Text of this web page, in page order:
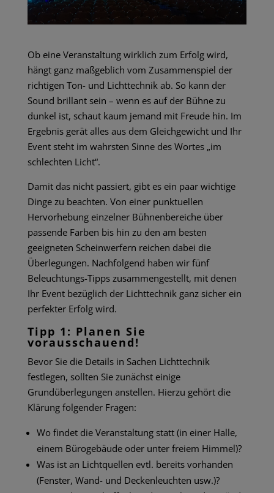
Ob eine Veranstaltung wirklich zum Erfolg wird,
hängt ganz maßgeblich vom Zusammenspiel der
richtigen Ton- und Lichttechnik ab. So kann der
Sound brillant sein – wenn es auf der Bühne zu
dunkel ist, schaut kaum jemand mit Freude hin. Im
Ergebnis gerät alles aus dem Gleichgewicht und Ihr
Event steht im wahrsten Sinne des Wortes „im
schlechten Licht“.
Damit das nicht passiert, gibt es ein paar wichtige
Dinge zu beachten. Von einer punktuellen
Hervorhebung einzelner Bühnenbereiche über
passende Farben bis hin zu den am besten
geeigneten Scheinwerfern reichen dabei die
Überlegungen. Nachfolgend haben wir fünf
Beleuchtungs-Tipps zusammengestellt, mit denen
Ihr Event bezüglich der Lichttechnik ganz sicher ein
perfekter Erfolg wird.
Tipp 1: Planen Sie
vorausschauend!
Bevor Sie die Details in Sachen Lichttechnik
festlegen, sollten Sie zunächst einige
Grundüberlegungen anstellen. Hierzu gehört die
Klärung folgender Fragen:
Wo findet die Veranstaltung statt (in einer Halle,
einem Bürogebäude oder unter freiem Himmel)?
Was ist an Lichtquellen evtl. bereits vorhanden
(Fenster, Wand- und Deckenleuchten usw.)?